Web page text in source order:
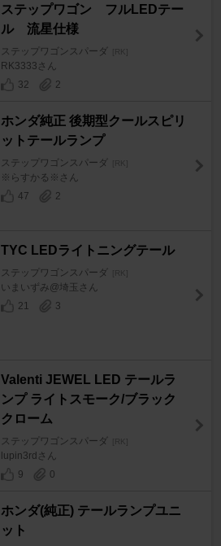
ステップワゴン フルLEDテー
ル 流星仕様
ステップワゴンスパーダ [RK]
RK3333さん
32
2
ホンダ純正 後期型クールスピリ
ットテールランプ
ステップワゴンスパーダ [RK]
※らすかる※さん
47
2
TYC LEDライトニングテール
ステップワゴンスパーダ [RK]
いまいずみ@埼玉さん
21
3
Valenti JEWEL LED テールラ
ンプ ライトスモーク/ブラック
クローム
ステップワゴンスパーダ [RK]
lupin3rdさん
9
0
ホンダ(純正) テールランプユニ
ット